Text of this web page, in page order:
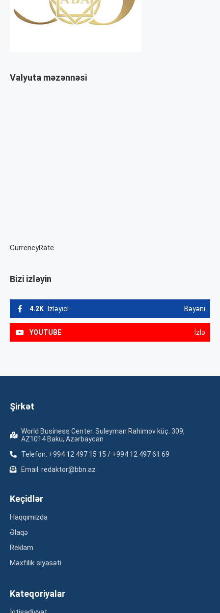
Valyuta məzənnəsi
CurrencyRate
Bizi izləyin
4.2K İzləyici Bəyəni
YOUTUBE İzlə
Şirkət
World Business Center. Suleyman Rahimov küç. 309,
AZ1014 Baku, Azərbaycan
Telefon: +994 12 497 15 15 / +994 12 497 61 69
Email: redaktor@bbn.az
Keçidlər
Haqqımızda
Əlaqə
Reklam
Məxfilik siyasəti
Kateqoriyalar